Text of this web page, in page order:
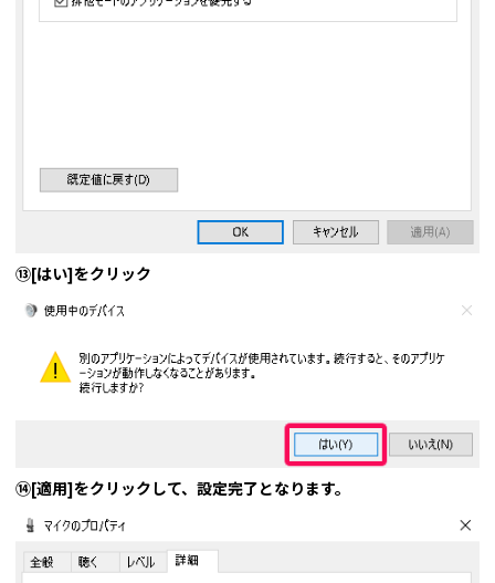
⑬[はい]をクリック
⑭[適用]をクリックして、設定完了となります。